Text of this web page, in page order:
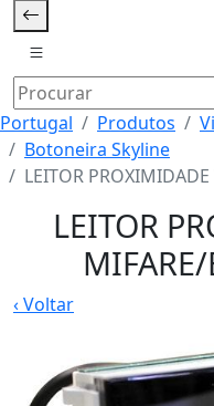
Portugal Produtos
Botoneira Skyline
LEITOR
LEITOR
‹Voltar